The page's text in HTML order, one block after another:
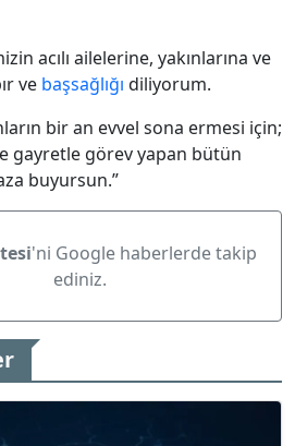
acılı ailelerine, yakınlarına ve
ve başsağlığı diliyorum.
bir an evvel sona ermesi için;
gayretle görev yapan bütün
buyursun.”
'ni Google haberlerde takip
ediniz.